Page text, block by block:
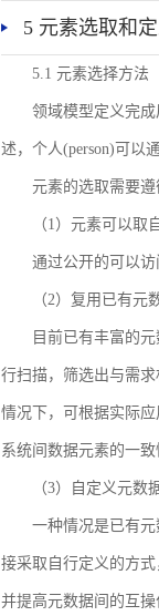
5 元素选取和
5.1 元素选择方法
领域模型定义完
述，个人(person)可以
元素的选取需要
（1）元素可以取
通过公开的可以
（2）复用已有元
目前已有丰富的
行扫描，筛选出与需
情况下，可根据实际
系统间数据元素的一致
（3）自定义元数
一种情况是已有
接采取自行定义的方
并提高元数据间的互